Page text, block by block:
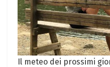
Il meteo dei prossimi